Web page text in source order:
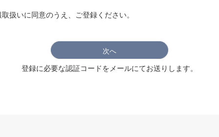
) 扱いに同意のうえ、ご登録ください。
次へ
登録に必要な認証コードをメールにてお送りします。